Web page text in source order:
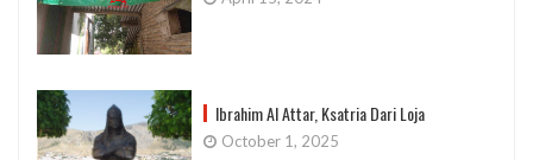
Ibrahim Al Attar, Ksatria Dari Loja
October 1, 2025